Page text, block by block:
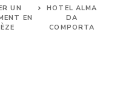
UN
EN
HOTEL ALMA
DA
COMPORTA